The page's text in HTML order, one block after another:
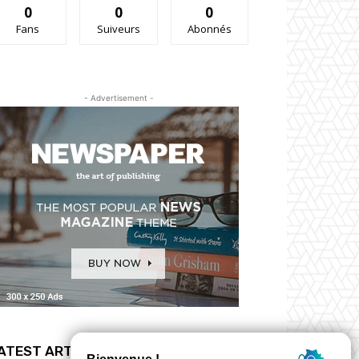
0
Fans
0
Suiveurs
0
Abonnés
- Advertisement -
ARTICLES